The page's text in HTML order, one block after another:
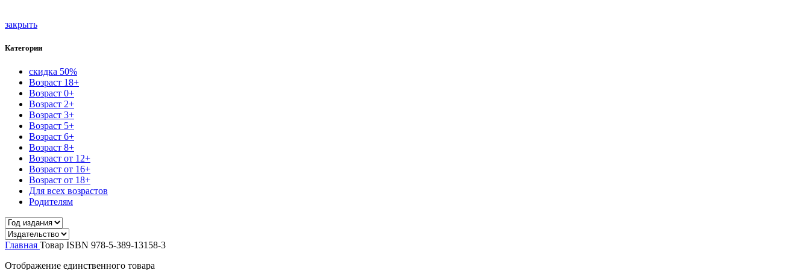
закрыть
Категории
скидка 50%
Возраст 18+
Возраст 0+
Возраст 2+
Возраст 3+
Возраст 5+
Возраст 6+
Возраст 8+
Возраст от 12+
Возраст от 16+
Возраст от 18+
Для всех возрастов
Родителям
Главная Товар ISBN 978-5-389-13158-3
Отображение единственного товара